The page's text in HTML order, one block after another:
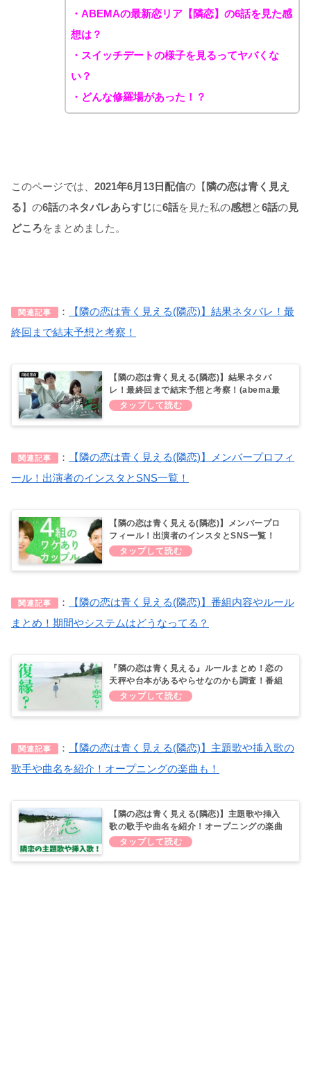
・ABEMAの最新恋リア【隣恋】の6話を見た感
想は？
・スイッチデートの様子を見るってヤバくな
い？
・どんな修羅場があった！？
このページでは、 2021年6月13日配信の【 隣の恋は青く見え
る】の6話のネタバレあらすじに6話を見た私の感想と6話の見
どころをまとめました。
関連記事 ：
【隣の恋は青く見える(隣恋)】結果ネタバレ！最
終回まで結末予想と考察！
【隣の恋は青く見える(隣恋)】結果ネタバ
レ！最終回まで結末予想と考察！(abema最
新作)
関連記事 ：
【隣の恋は青く見える(隣恋)】メンバープロフィ
ール！出演者のインスタとSNS一覧！
【隣の恋は青く見える(隣恋)】メンバープロ
フィール！出演者のインスタとSNS一覧！
(abema最新作)
関連記事 ：
【隣の恋は青く見える(隣恋)】番組内容やルール
まとめ！期間やシステムはどうなってる？
『隣の恋は青く見える』ルールまとめ！恋の
天秤や台本があるやらせなのかも調査！番組
開始前から早くも炎上！？(隣恋)
関連記事 ：
【隣の恋は青く見える(隣恋)】主題歌や挿入歌の
歌手や曲名を紹介！オープニングの楽曲も！
【隣の恋は青く見える(隣恋)】主題歌や挿入
歌の歌手や曲名を紹介！オープニングの楽曲
も！（abema最新作）